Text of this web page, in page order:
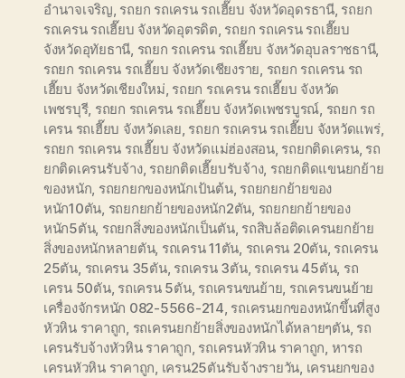
อำนาจเจริญ, รถยก รถเครน รถเฮี๊ยบ จังหวัดอุดรธานี, รถยก
รถเครน รถเฮี๊ยบ จังหวัดอุตรดิต, รถยก รถเครน รถเฮี๊ยบ
จังหวัดอุทัยธานี, รถยก รถเครน รถเฮี๊ยบ จังหวัดอุบลราชธานี,
รถยก รถเครน รถเฮี๊ยบ จังหวัดเชียงราย, รถยก รถเครน รถ
เฮี๊ยบ จังหวัดเชียงใหม่, รถยก รถเครน รถเฮี๊ยบ จังหวัด
เพชรบุรี, รถยก รถเครน รถเฮี๊ยบ จังหวัดเพชรบูรณ์, รถยก รถ
เครน รถเฮี๊ยบ จังหวัดเลย, รถยก รถเครน รถเฮี๊ยบ จังหวัดแพร่,
รถยก รถเครน รถเฮี๊ยบ จังหวัดแม่ฮ่องสอน, รถยกติดเครน, รถ
ยกติดเครนรับจ้าง, รถยกติดเฮี๊ยบรับจ้าง, รถยกติดแขนยกย้าย
ของหนัก, รถยกยกของหนักเป้นต้น, รถยกยกย้ายของ
หนัก10ตัน, รถยกยกย้ายของหนัก2ตัน, รถยกยกย้ายของ
หนัก5ตัน, รถยกสิ่งของหนักเป็นตัน, รถสิบล้อติดเครนยกย้าย
สิ่งของหนักหลายตัน, รถเครน 11ตัน, รถเครน 20ตัน, รถเครน
25ตัน, รถเครน 35ตัน, รถเครน 3ตัน, รถเครน 45ตัน, รถ
เครน 50ตัน, รถเครน 5ตัน, รถเครนขนย้าย, รถเครนขนย้าย
เครื่องจักรหนัก 082-5566-214, รถเครนยกของหนักขึ้นที่สูง
หัวหิน ราคาถูก, รถเครนยกย้ายสิ่งของหนักได้หลายๆตัน, รถ
เครนรับจ้างหัวหิน ราคาถูก, รถเครนหัวหิน ราคาถูก, หารถ
เครนหัวหิน ราคาถูก, เครน25ตันรับจ้างรายวัน, เครนยกของ